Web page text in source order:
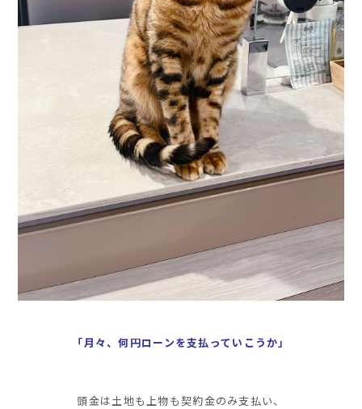
「月々、何円ローンを支払っていこうか」
頭金は土地も上物も契約金のみ支払い、